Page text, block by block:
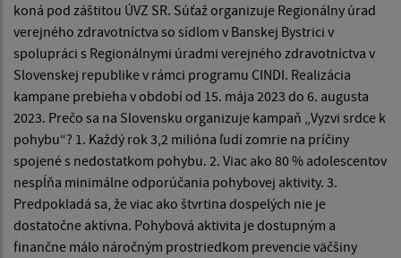
koná pod záštitou ÚVZ SR. Súťaž organizuje Regionálny úrad
verejného zdravotníctva so sídlom v Banskej Bystrici v
spolupráci s Regionálnymi úradmi verejného zdravotníctva v
Slovenskej republike v rámci programu CINDI. Realizácia
kampane prebieha v období od 15. mája 2023 do 6. augusta
2023. Prečo sa na Slovensku organizuje kampaň „Vyzvi srdce k
pohybu“? 1. Každý rok 3,2 milióna ľudí zomrie na príčiny
spojené s nedostatkom pohybu. 2. Viac ako 80 % adolescentov
nespĺňa minimálne odporúčania pohybovej aktivity. 3.
Predpokladá sa, že viac ako štvrtina dospelých nie je
dostatočne aktívna. Pohybová aktivita je dostupným a
finančne málo náročným prostriedkom prevencie väčšiny